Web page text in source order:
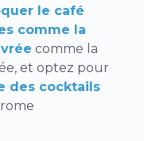
le café
comme la
comme la
et optez pour
des cocktails